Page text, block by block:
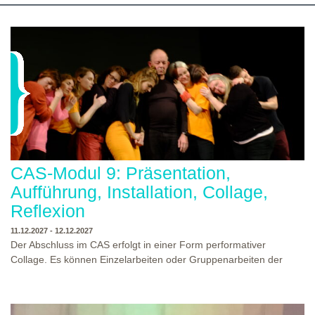
CAS-Modul 9: Präsentation,
Aufführung, Installation, Collage,
Reflexion
11.12.2027 - 12.12.2027
Der Abschluss im CAS erfolgt in einer Form performativer
Collage. Es können Einzelarbeiten oder Gruppenarbeiten der
Ausbildungsprogramm zu erleben. Die Studierenden des